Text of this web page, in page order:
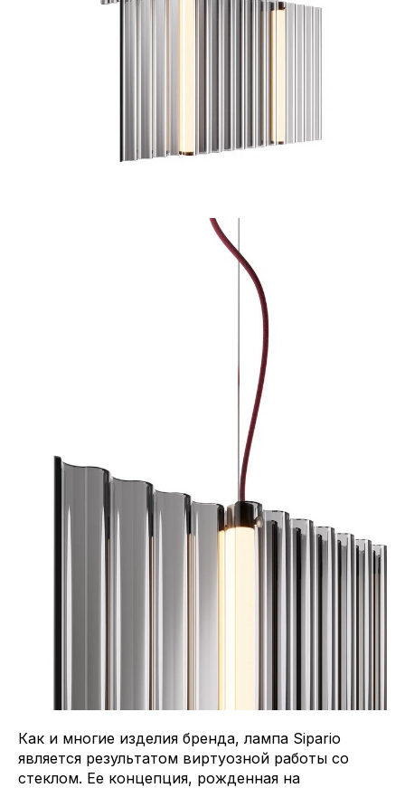
Как и многие изделия бренда, лампа Sipario
является результатом виртуозной работы со
стеклом. Ее концепция, рожденная на